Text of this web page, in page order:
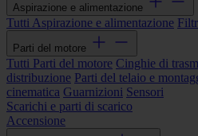
Aspirazione e alimentazione
Tutti Aspirazione e alimentazione
Parti del motore
Tutti Parti del motore Cinghie di
distribuzione Parti del telaio e
cinematica Guarnizioni Sensori
Scarichi e parti di scarico
Accensione